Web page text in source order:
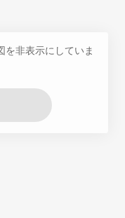
を非表示にしていま